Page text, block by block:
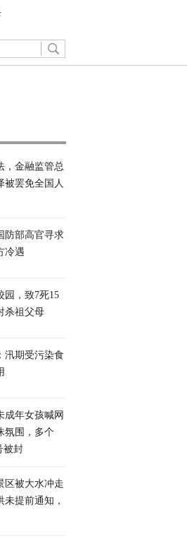
，杨永明：民进
鸟心态
，金融监管总
被罢免全国人
防部高官寻求
冷遇
园，致7死15
杀祖父母
汛期受污染食
成年女孩喊网
氛围，多个
被封
区被大水冲走
提前通知，